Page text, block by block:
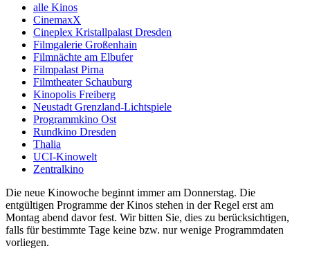
alle Kinos
CinemaxX
Cineplex Kristallpalast Dresden
Filmgalerie Großenhain
Filmnächte am Elbufer
Filmpalast Pirna
Filmtheater Schauburg
Kinopolis Freiberg
Neustadt Grenzland-Lichtspiele
Programmkino Ost
Rundkino Dresden
Thalia
UCI-Kinowelt
Zentralkino
Die neue Kinowoche beginnt immer am Donnerstag. Die
entgültigen Programme der Kinos stehen in der Regel erst am
Montag abend davor fest. Wir bitten Sie, dies zu berücksichtigen,
falls für bestimmte Tage keine bzw. nur wenige Programmdaten
vorliegen.